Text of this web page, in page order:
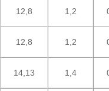
12,8 1,2
12,8 1,2
14,13 1,4